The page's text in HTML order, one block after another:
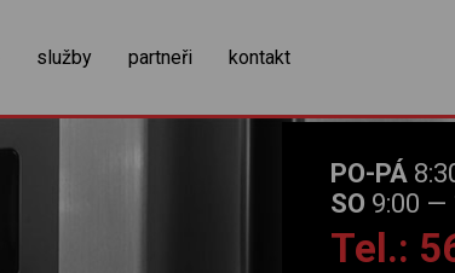
služby partneři kontakt
zobrazit obsah košíku
PO-PÁ
SO 9:00 —
Tel.: